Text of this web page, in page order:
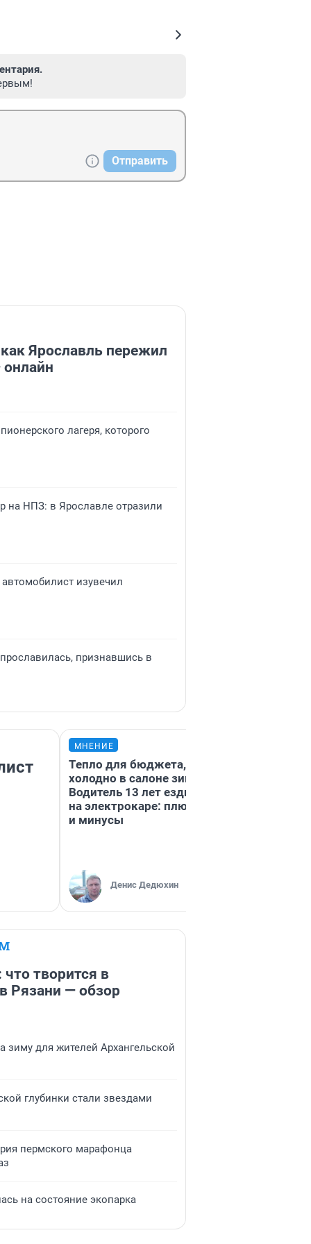
Отправить
Ярославль пережил
лагеря, которого
на НПЗ: в Ярославле отразили
изувечил
признавшись в
МНЕНИЕ
Тепло для бюджета, но
холодно в салоне зимой.
Водитель 13 лет ездит
на электрокаре: плюсы
и минусы
Денис Дедюхин
творится в
Рязани — обзор
зиму для жителей Архангельской
глубинки стали звездами
пермского марафонца
на состояние экопарка